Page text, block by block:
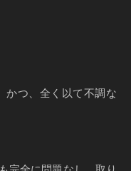
かつ、全く以て不調な